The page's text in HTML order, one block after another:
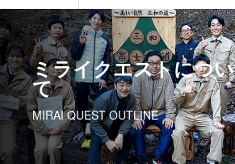
ミライクエストについ
て
MIRAI QUEST OUTLINE